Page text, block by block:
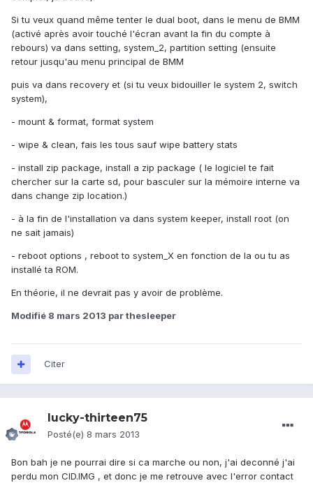
Si tu veux quand même tenter le dual boot, dans le menu de BMM
(activé après avoir touché l'écran avant la fin du compte à
rebours) va dans setting, system_2, partition setting (ensuite
retour jusqu'au menu principal de BMM
puis va dans recovery et (si tu veux bidouiller le system 2, switch
system),
- mount & format, format system
- wipe & clean, fais les tous sauf wipe battery stats
- install zip package, install a zip package ( le logiciel te fait
chercher sur la carte sd, pour basculer sur la mémoire interne va
dans change zip location.)
- à la fin de l'installation va dans system keeper, install root (on
ne sait jamais)
- reboot options , reboot to system_X en fonction de la ou tu as
installé ta ROM.
En théorie, il ne devrait pas y avoir de problème.
Modifié 8 mars 2013 par thesleeper
Citer
lucky-thirteen75
Posté(e) 8 mars 2013
Bon bah je ne pourrai dire si ca marche ou non, j'ai deconné j'ai
perdu mon CID.IMG , et donc je me retrouve avec l'error contact